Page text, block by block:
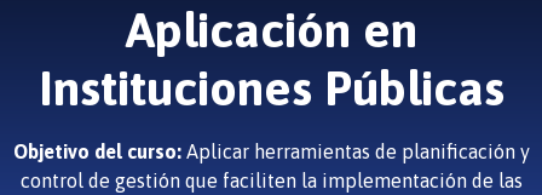
Aplicación en
Instituciones Públicas
Objetivo del curso:Aplicar herramientas de planificación y
control de gestión que faciliten la implementación de las